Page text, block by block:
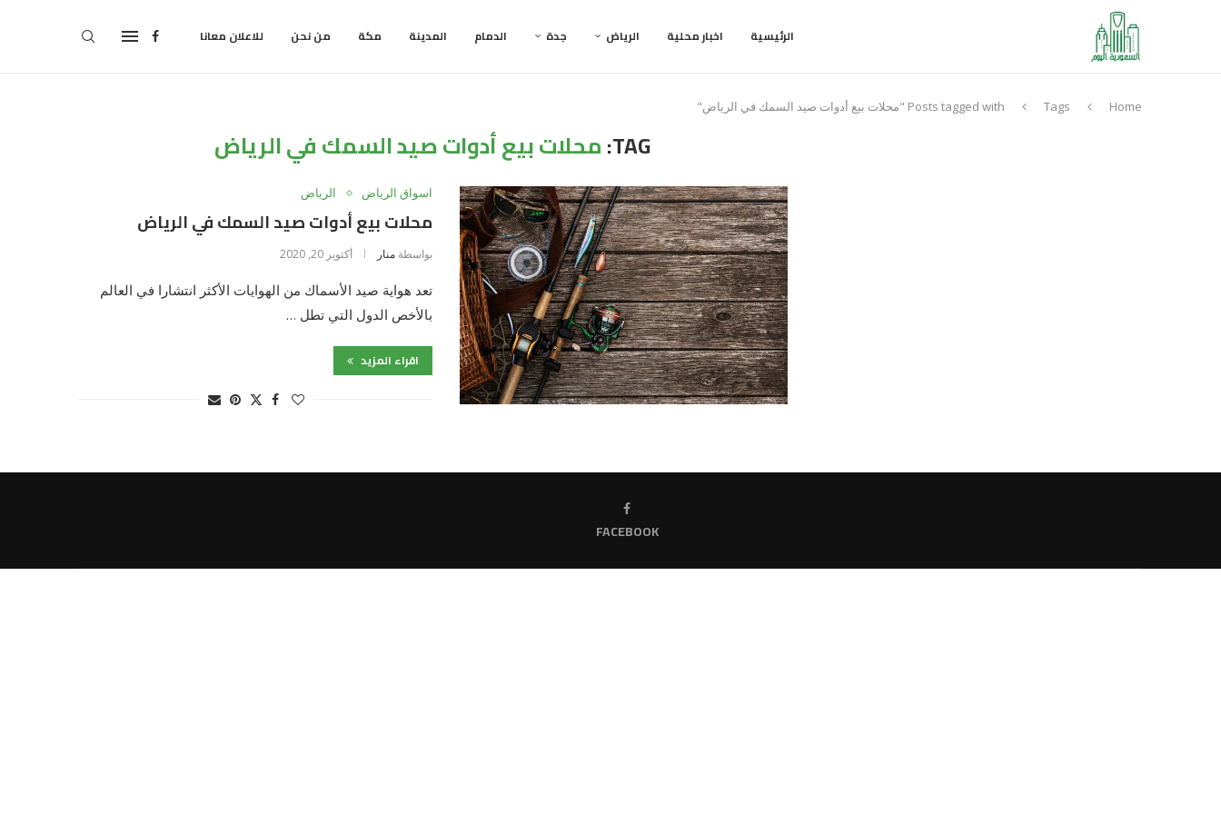
الرئيسية اخبار محلية الرياض جدة الدمام المدينة مكة من نحن للاعلان معانا
Home
Tags Posts tagged with "محلات بيع أدوات صيد السمك في الرياض"
TAG: محلات بيع أدوات صيد السمك في الرياض
اسواق الرياض الرياض
محلات بيع أدوات صيد السمك في الرياض
بواسطة منار أكتوبر 20, 2020
تعد هواية صيد الأسماك من الهوايات الأكثر انتشارا في العالم
بالأخص الدول التي تطل …
اقراء المزيد
FACEBOOK